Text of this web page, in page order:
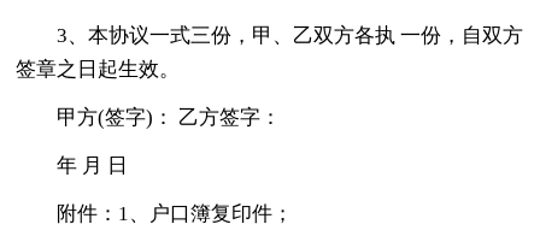
3、本协议一式三份，甲、乙双方各执 一份，自双方
签章之日起生效。
甲方(签字)： 乙方签字：
年 月 日
附件：1、户口簿复印件；